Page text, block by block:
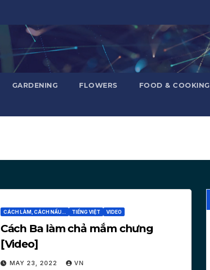
GARDENING FLOWERS FOOD & COOKING
CÁCH LÀM, CÁCH NẤU... TIẾNG VIỆT VIDEO
Cách Ba làm chả mắm chưng
[Video]
MAY 23, 2022 VN